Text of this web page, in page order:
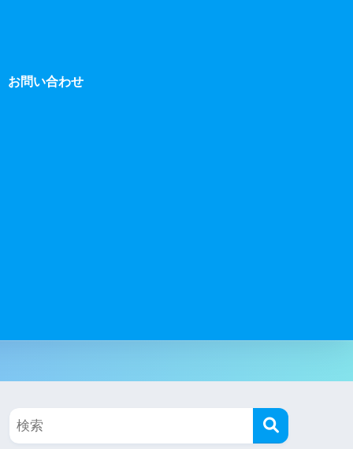
お問い合わせ